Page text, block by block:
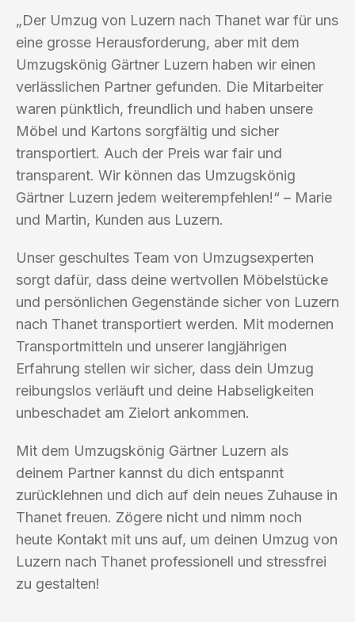
„Der Umzug von Luzern nach Thanet war für uns
eine grosse Herausforderung, aber mit dem
Umzugskönig Gärtner Luzern haben wir einen
verlässlichen Partner gefunden. Die Mitarbeiter
waren pünktlich, freundlich und haben unsere
Möbel und Kartons sorgfältig und sicher
transportiert. Auch der Preis war fair und
transparent. Wir können das Umzugskönig
Gärtner Luzern jedem weiterempfehlen!“ – Marie
und Martin, Kunden aus Luzern.
Unser geschultes Team von Umzugsexperten
sorgt dafür, dass deine wertvollen Möbelstücke
und persönlichen Gegenstände sicher von Luzern
nach Thanet transportiert werden. Mit modernen
Transportmitteln und unserer langjährigen
Erfahrung stellen wir sicher, dass dein Umzug
reibungslos verläuft und deine Habseligkeiten
unbeschadet am Zielort ankommen.
Mit dem Umzugskönig Gärtner Luzern als
deinem Partner kannst du dich entspannt
zurücklehnen und dich auf dein neues Zuhause in
Thanet freuen. Zögere nicht und nimm noch
heute Kontakt mit uns auf, um deinen Umzug von
Luzern nach Thanet professionell und stressfrei
zu gestalten!